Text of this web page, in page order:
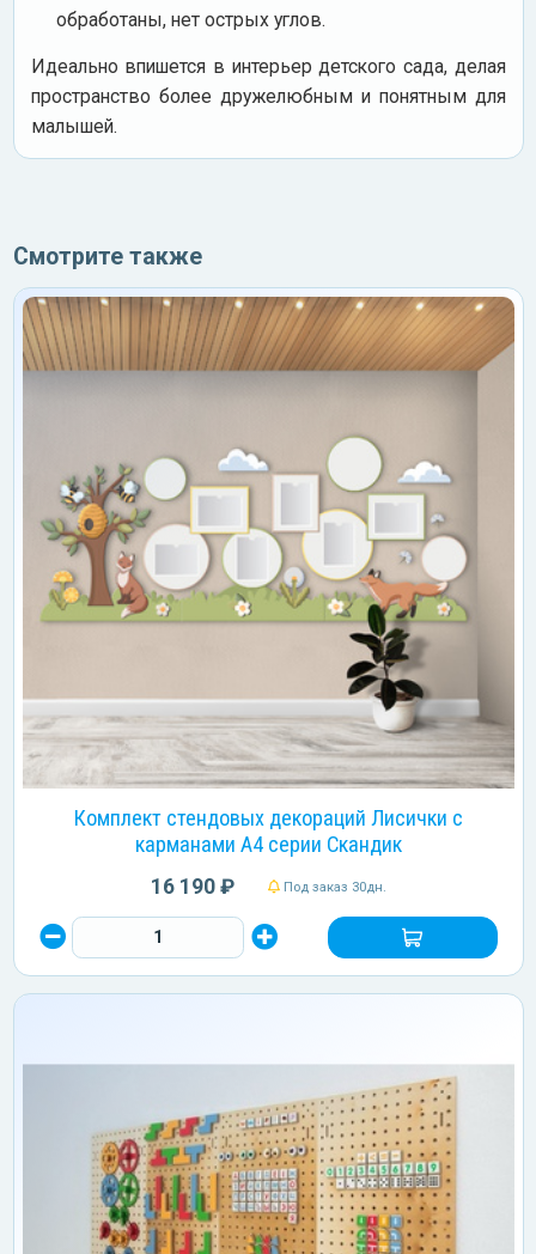
обработаны, нет острых углов.
Идеально впишется в интерьер детского сада, делая
пространство более дружелюбным и понятным для
малышей.
Смотрите также
Комплект стендовых декораций Лисички с
карманами А4 серии Скандик
16 190 ₽ Под заказ 30дн.